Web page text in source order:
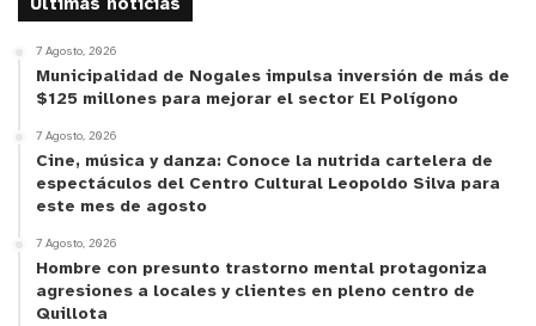
Ultimas noticias
7 Agosto, 2026
Municipalidad de Nogales impulsa inversión de más de
$125 millones para mejorar el sector El Polígono
7 Agosto, 2026
Cine, música y danza: Conoce la nutrida cartelera de
espectáculos del Centro Cultural Leopoldo Silva para
este mes de agosto
7 Agosto, 2026
Hombre con presunto trastorno mental protagoniza
agresiones a locales y clientes en pleno centro de
Quillota